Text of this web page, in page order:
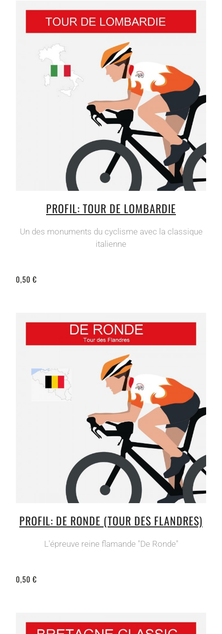
PROFIL: TOUR DE LOMBARDIE
Un des monuments du cyclisme avec la classique
italienne
0,50 €
PROFIL: DE RONDE (TOUR DES FLANDRES)
L'épreuve reine flamande "De Ronde"
0,50 €